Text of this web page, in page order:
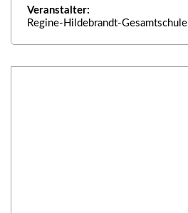
Veranstalter:
Regine-Hildebrandt-Gesamtschule